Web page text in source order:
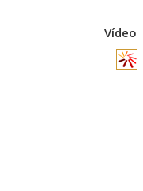
Vídeo